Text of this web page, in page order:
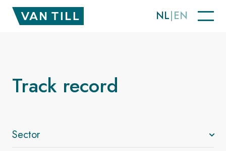
NL EN
Track record
Sector